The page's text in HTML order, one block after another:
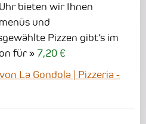
bieten wir Ihnen
und
Pizzen gibt’s im
für
7,20 €
La Gondola | Pizzeria -